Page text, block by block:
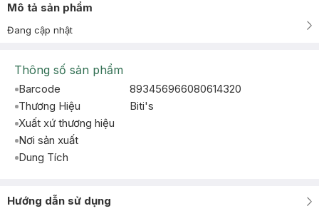
Mô tả sản phẩm
Đang cập nhật
Thông số sản phẩm
Barcode
893456966080614320
Thương Hiệu
Biti's
Xuất xứ thương hiệu
Nơi sản xuất
Dung Tích
Hướng dẫn sử dụng